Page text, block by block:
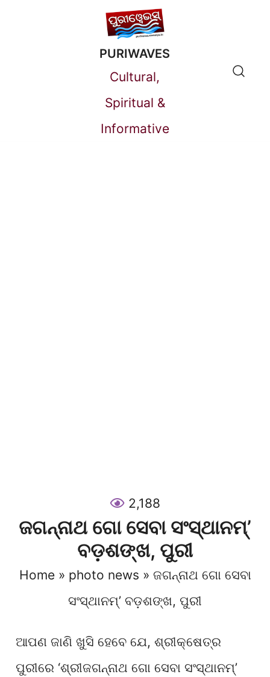
PURIWAVES
Cultural,
Spiritual &
Informative
2,188
ଜଗନ୍ନାଥ ଗୋ ସେବା ସଂସ୍ଥାନମ୍’
ବଡ଼ଶଙ୍ଖ, ପୁରୀ
Home» photo news » ଜଗନ୍ନାଥ ଗୋ ସେବା
ସଂସ୍ଥାନମ୍’ ବଡ଼ଶଙ୍ଖ, ପୁରୀ
ଆପଣ ଜାଣି ଖୁସି ହେବେ ଯେ, ଶ୍ରୀକ୍ଷେତ୍ର
ପୁରୀରେ ‘ଶ୍ରୀଜଗନ୍ନାଥ ଗୋ ସେବା ସଂସ୍ଥାନମ୍’